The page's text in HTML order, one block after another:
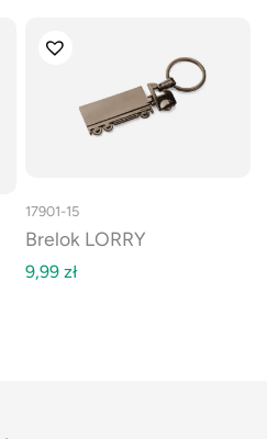
17901-15
Brelok LORRY
9,99 zł